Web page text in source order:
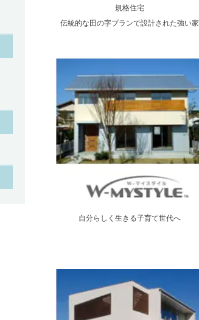
規格住宅
伝統的な田の字プランで設計された強い家
自分らしく生きる子育て世代へ